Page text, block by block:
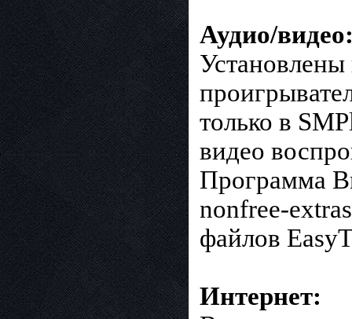
Аудио/
Установлены
только в
видео
Программа
nonfree-
файлов
Интернет: